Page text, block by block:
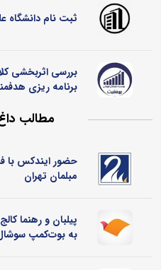
ثبت نام دانشگاه علمی
بررسی اثربخشی
برنامه ‌ریزی
مطالب
حضور ایندکس با
مبلمان تهران
پیلبان و رهنما
به بوت‌کمپ